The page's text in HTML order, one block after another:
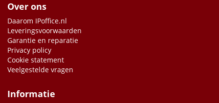
Over ons
Daarom IPoffice.nl
Leveringsvoorwaarden
Garantie en reparatie
Privacy policy
Cookie statement
Veelgestelde vragen
Informatie